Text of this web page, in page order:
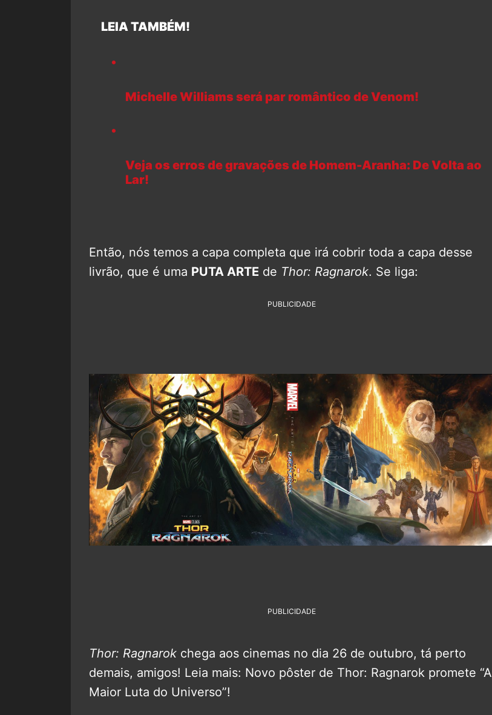
LEIA TAMBÉM!
Michelle Williams será par romântico de Venom!
Veja os erros de gravações de Homem-Aranha: De Volta ao
Lar!
Então, nós temos a capa completa que irá cobrir toda a capa desse
livrão, que é uma PUTA ARTE de Thor: Ragnarok. Se liga:
PUBLICIDADE
PUBLICIDADE
Thor: Ragnarok chega aos cinemas no dia 26 de outubro, tá perto
demais, amigos! Leia mais: Novo pôster de Thor: Ragnarok promete “A
Maior Luta do Universo”!